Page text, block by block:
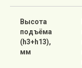
Высота
подъёма
(h3+h13),
мм